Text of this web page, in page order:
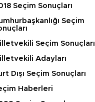
Seçim Sonuçları
Seçim
Seçim Sonuçları
Adayları
Dışı Seçim Sonuçları
Haberleri